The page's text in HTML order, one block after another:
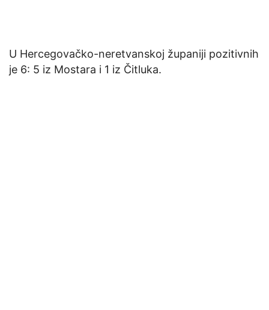
U Hercegovačko-neretvanskoj županiji pozitivnih
je 6: 5 iz Mostara i 1 iz Čitluka.